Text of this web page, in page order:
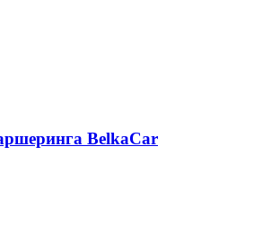
BelkaCar